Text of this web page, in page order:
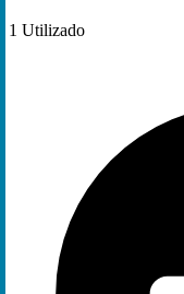
1 Utilizado